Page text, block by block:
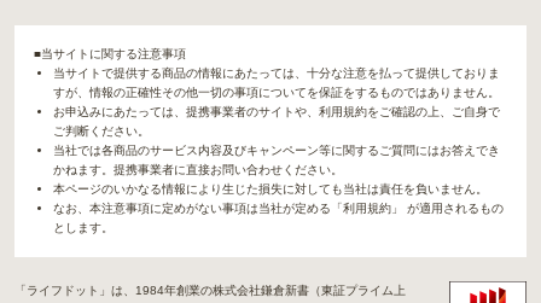
■当サイトに関する注意事項
当サイトで提供する商品の情報にあたっては、十分な注意を払って提供しておりま
すが、情報の正確性その他一切の事項についてを保証をするものではありません。
お申込みにあたっては、提携事業者のサイトや、利用規約をご確認の上、ご自身で
ご判断ください。
当社では各商品のサービス内容及びキャンペーン等に関するご質問にはお答えでき
かねます。提携事業者に直接お問い合わせください。
本ページのいかなる情報により生じた損失に対しても当社は責任を負いません。
なお、本注意事項に定めがない事項は当社が定める「利用規約」 が適用されるもの
とします。
「ライフドット」は、1984年創業の株式会社鎌倉新書（東証プライム上